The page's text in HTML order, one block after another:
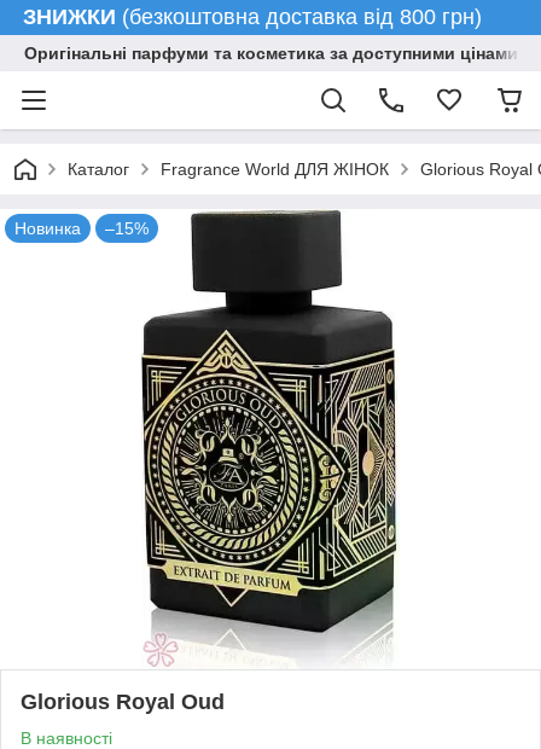
ЗНИЖКИ (безкоштовна доставка від 800 грн)
Оригінальні парфуми та косметика за доступними цінами
Каталог Fragrance World ДЛЯ ЖІНОК Glorious Royal
Новинка –15%
Glorious Royal Oud
В наявності